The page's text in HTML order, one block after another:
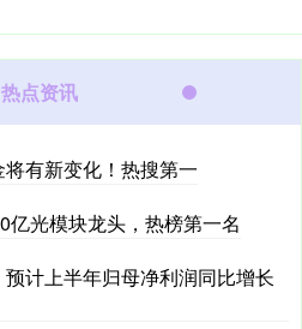
热点资讯
有新变化！热搜第一
光模块龙头，热榜第一名
计上半年归母净利润同比增长